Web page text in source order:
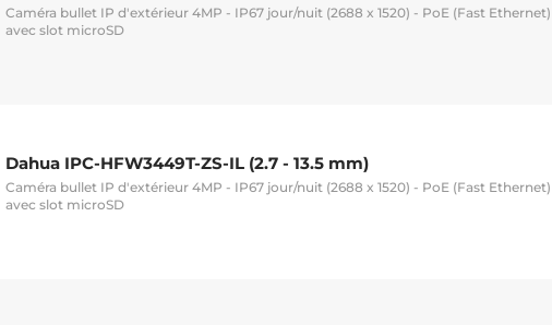
Caméra bullet IP d'extérieur 4MP - IP67 jour/nuit (2688 x 1520) - PoE (Fast Ethernet)
avec slot microSD
Dahua IPC-HFW3449T-ZS-IL (2.7 - 13.5 mm)
Caméra bullet IP d'extérieur 4MP - IP67 jour/nuit (2688 x 1520) - PoE (Fast Ethernet)
avec slot microSD